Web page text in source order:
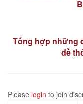
Tổng hợp những
đề
Please login to join